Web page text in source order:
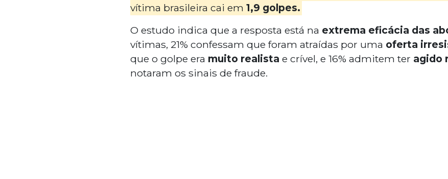
vítima brasileira cai em 1,9 golpes.
O estudo indica que a resposta está na extrema eficácia das
vítimas, 21% confessam que foram atraídas por uma oferta
que o golpe era muito realista e crível, e 16% admitem ter agido
notaram os sinais de fraude.